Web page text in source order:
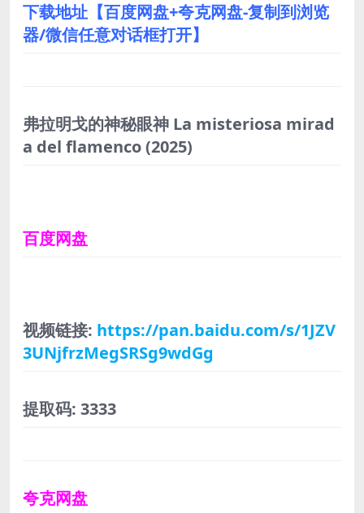
下载地址【百度网盘+夸克网盘-复制到浏览
器/微信任意对话框打开】
弗拉明戈的神秘眼神 La misteriosa mirad
a del flamenco(2025)
百度网盘
视频链接: https://pan.baidu.com/s/1JZV
3UNjfrzMegSRSg9wdGg
提取码: 3333
夸克网盘